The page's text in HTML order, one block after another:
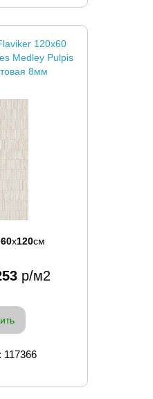
120x60
Medley Pulpis
8мм
60x120см
р/м2
117366